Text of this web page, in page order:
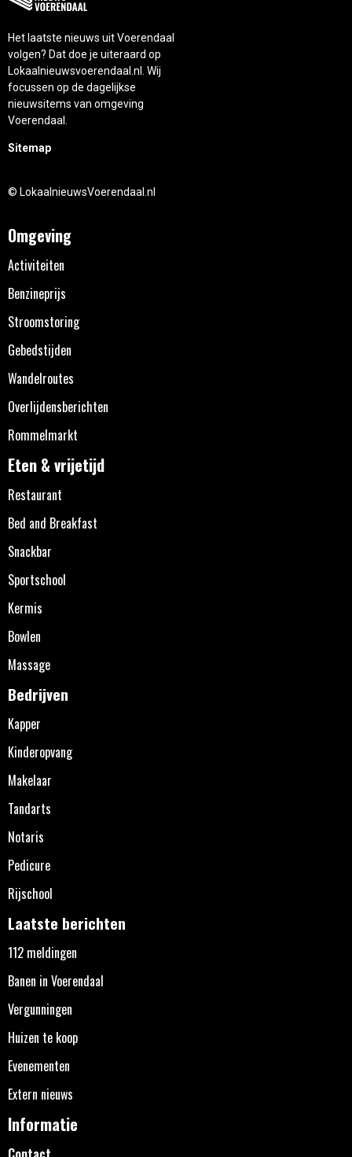
Het laatste nieuws uit Voerendaal
volgen? Dat doe je uiteraard op
Lokaalnieuwsvoerendaal.nl. Wij
focussen op de dagelijkse
nieuwsitems van omgeving
Voerendaal.
Sitemap
© LokaalnieuwsVoerendaal.nl
Omgeving
Activiteiten
Benzineprijs
Stroomstoring
Gebedstijden
Wandelroutes
Overlijdensberichten
Rommelmarkt
Eten & vrijetijd
Restaurant
Bed and Breakfast
Snackbar
Sportschool
Kermis
Bowlen
Massage
Bedrijven
Kapper
Kinderopvang
Makelaar
Tandarts
Notaris
Pedicure
Rijschool
Laatste berichten
112 meldingen
Banen in Voerendaal
Vergunningen
Huizen te koop
Evenementen
Extern nieuws
Informatie